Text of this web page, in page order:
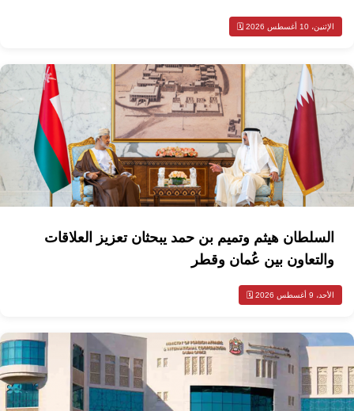
الإثنين، 10 أغسطس 2026 🗓️
السلطان هيثم وتميم بن حمد يبحثان تعزيز العلاقات
والتعاون بين عُمان وقطر
الأحد، 9 أغسطس 2026 🗓️